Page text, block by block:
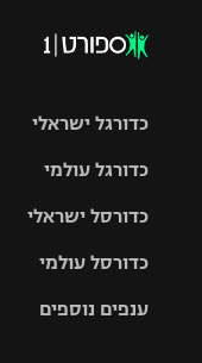
כדורגל ישראלי
גביע הטוטו
כדורגל עולמי
האלופות
ליגה
כדורסל ישראלי
סל
כדורסל עולמי
ענפים נוספים